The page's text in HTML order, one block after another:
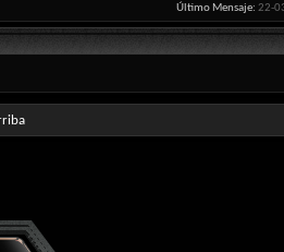
Último Mensaje: 22-